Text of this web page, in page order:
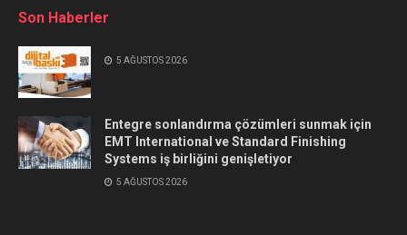
Son Haberler
5 AĞUSTOS 2026
Entegre sonlandırma çözümleri sunmak için
EMT International ve Standard Finishing
Systems iş birliğini genişletiyor
5 AĞUSTOS 2026